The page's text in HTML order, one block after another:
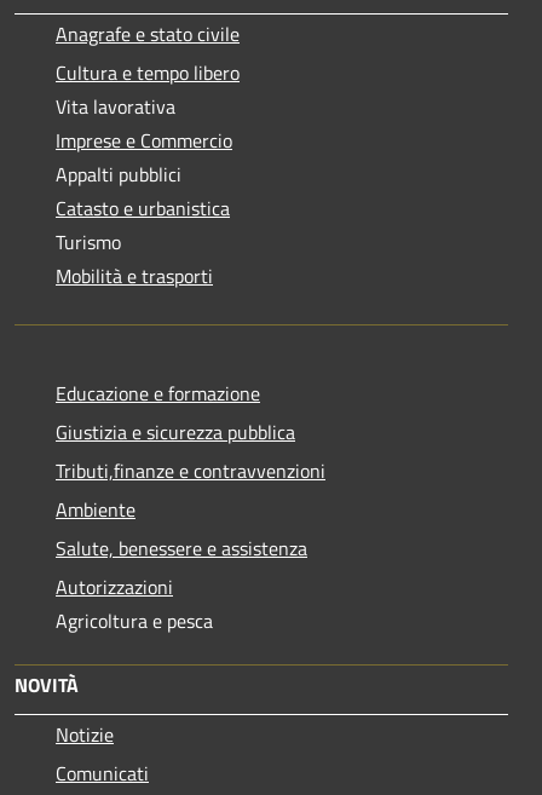
Anagrafe e stato civile
Cultura e tempo libero
Vita lavorativa
Imprese e Commercio
Appalti pubblici
Catasto e urbanistica
Turismo
Mobilità e trasporti
Educazione e formazione
Giustizia e sicurezza pubblica
Tributi,finanze e contravvenzioni
Ambiente
Salute, benessere e assistenza
Autorizzazioni
Agricoltura e pesca
NOVITÀ
Notizie
Comunicati